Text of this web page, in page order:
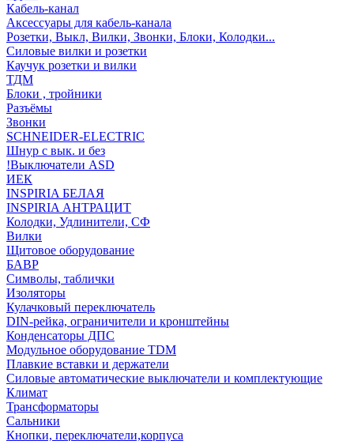
Кабель-канал
Аксессуары для кабель-канала
Розетки, Выкл, Вилки, Звонки, Блоки, Колодки...
Силовые вилки и розетки
Каучук розетки и вилки
ТДМ
Блоки , тройники
Разъёмы
Звонки
SCHNEIDER-ELECTRIC
Шнур с вык. и без
!Выключатели ASD
ИЕК
INSPIRIA БЕЛАЯ
INSPIRIA АНТРАЦИТ
Колодки, Удлинители, СФ
Вилки
Щитовое оборудование
БАВР
Символы, таблички
Изоляторы
Кулачковый переключатель
DIN-рейка, ограничители и кронштейны
Конденсаторы ДПС
Модульное оборудование TDM
Плавкие вставки и держатели
Силовые автоматические выключатели и комплектующие
Климат
Трансформаторы
Сальники
Кнопки, переключатели,корпуса